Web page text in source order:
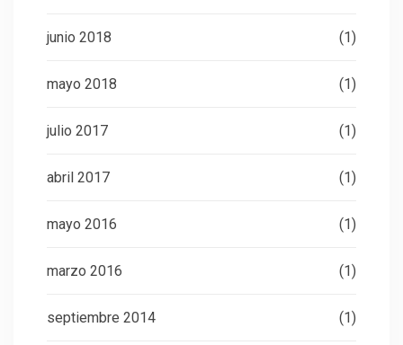
junio 2018 (1)
mayo 2018 (1)
julio 2017 (1)
abril 2017 (1)
mayo 2016 (1)
marzo 2016 (1)
septiembre 2014 (1)